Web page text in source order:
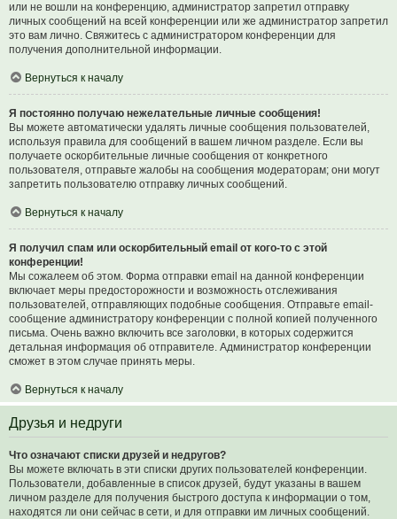
или не вошли на конференцию, администратор запретил отправку
личных сообщений на всей конференции или же администратор запретил
это вам лично. Свяжитесь с администратором конференции для
получения дополнительной информации.
Вернуться к началу
Я постоянно получаю нежелательные личные сообщения!
Вы можете автоматически удалять личные сообщения пользователей,
используя правила для сообщений в вашем личном разделе. Если вы
получаете оскорбительные личные сообщения от конкретного
пользователя, отправьте жалобы на сообщения модераторам; они могут
запретить пользователю отправку личных сообщений.
Вернуться к началу
Я получил спам или оскорбительный email от кого-то с этой
конференции!
Мы сожалеем об этом. Форма отправки email на данной конференции
включает меры предосторожности и возможность отслеживания
пользователей, отправляющих подобные сообщения. Отправьте email-
сообщение администратору конференции с полной копией полученного
письма. Очень важно включить все заголовки, в которых содержится
детальная информация об отправителе. Администратор конференции
сможет в этом случае принять меры.
Вернуться к началу
Друзья и недруги
Что означают списки друзей и недругов?
Вы можете включать в эти списки других пользователей конференции.
Пользователи, добавленные в список друзей, будут указаны в вашем
личном разделе для получения быстрого доступа к информации о том,
находятся ли они сейчас в сети, и для отправки им личных сообщений.